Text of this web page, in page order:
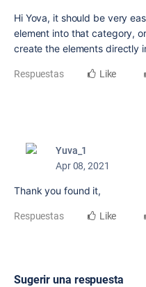
Hi Yova, it should be very
element into that category,
create the elements directly
Respuestas Like
Yuva_1
Apr 08, 2021
Thank you found it,
Respuestas Like
Sugerir una respuesta